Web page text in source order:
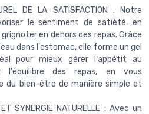
DE LA SATISFACTION : Notre
le sentiment de satiété, en
en dehors des repas. Grâce
dans l'estomac, elle forme un gel
pour mieux gérer l'appétit au
l'équilibre des repas, en vous
du bien-être de manière simple et
SYNERGIE NATURELLE : Avec un